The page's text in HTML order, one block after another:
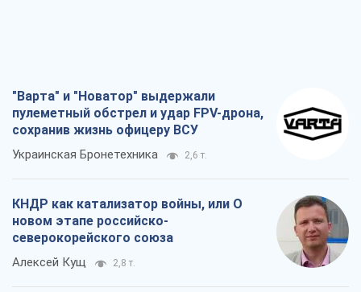
"Варта" и "Новатор" выдержали
пулеметный обстрел и удар FPV-дрона,
сохранив жизнь офицеру ВСУ
Украинская Бронетехника 2,6 т.
КНДР как катализатор войны, или О
новом этапе российско-
северокорейского союза
Алексей Кущ 2,8 т.